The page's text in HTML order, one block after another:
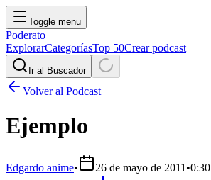
Toggle menu
Poderato
ExplorarCategoríasTop 50Crear podcast
Ir al Buscador
Volver al Podcast
Ejemplo
Edgardo anime• 26 de mayo de 2011 •0:30